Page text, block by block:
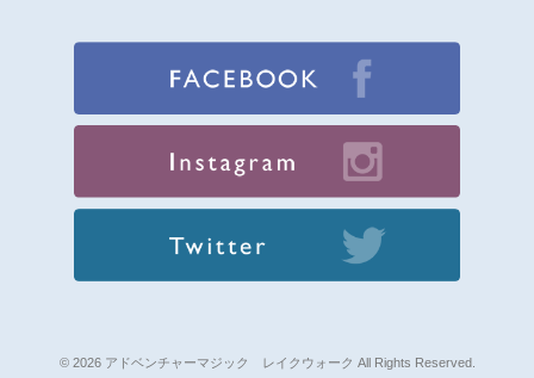
© 2026 アドベンチャーマジック レイクウォーク All Rights Reserved.